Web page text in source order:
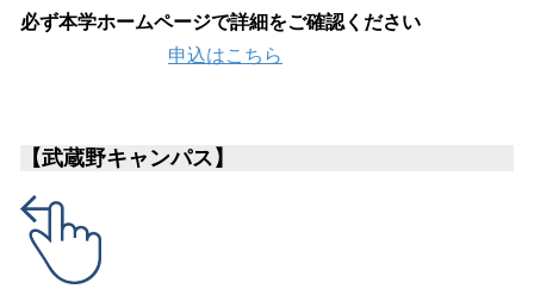
必ず本学ホームページで詳細をご確認ください
申込はこちら
【武蔵野キャンパス】